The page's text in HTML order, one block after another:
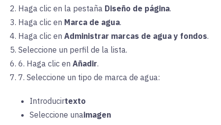
2. Haga clic en la pestaña Diseño de página.
3. Haga clic en Marca de agua.
4. Haga clic en Administrar marcas de agua y fondos.
5. Seleccione un perfil de la lista.
6. 6. Haga clic en Añadir.
7. 7. Seleccione un tipo de marca de agua:
Introducirtexto
Seleccione unaimagen